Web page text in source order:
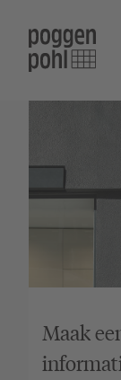
Maak